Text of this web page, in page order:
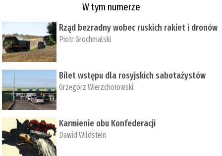
W tym numerze
Rząd bezradny wobec ruskich rakiet i dronów
Piotr Grochmalski
Bilet wstępu dla rosyjskich sabotażystów
Grzegorz Wierzchołowski
Karmienie obu Konfederacji
Dawid Wildstein